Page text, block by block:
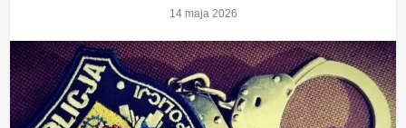
14 maja 2026